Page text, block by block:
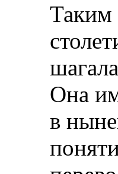
Таким
Она
в